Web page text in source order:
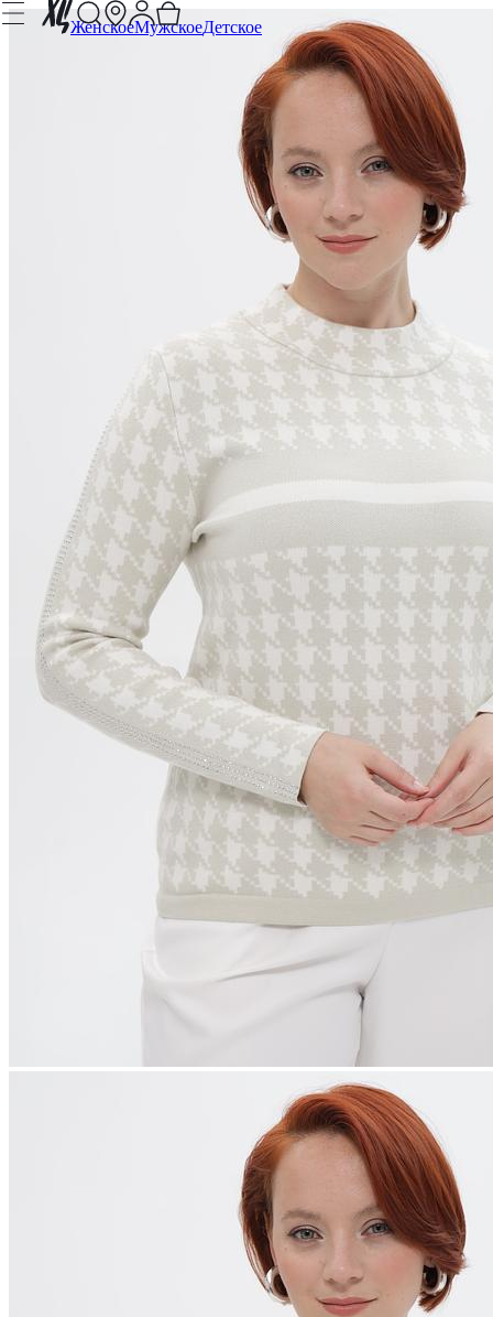
ЖенскоеМужскоеДетское